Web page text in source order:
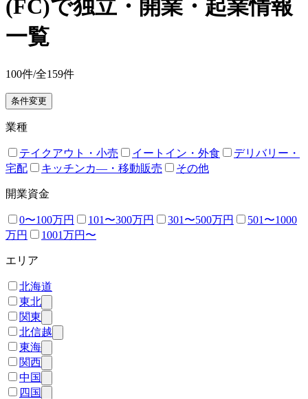
(FC)で独立・開業・起業情報
一覧
100件/全159件
条件変更
業種
テイクアウト・小売 イートイン・外食
デリバリー・
宅配
キッチンカ―・移動販売 その他
開業資金
0〜100万円 101〜300万円 301〜500万円
501〜1000
万円
1001万円〜
エリア
北海道
東北
関東
北信越
東海
関西
中国
四国